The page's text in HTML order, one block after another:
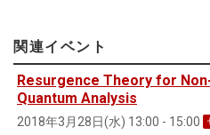
関連イベント
Resurgence Theory for
Quantum Analysis
2018年3月28日(水) 13:00 - 15:00